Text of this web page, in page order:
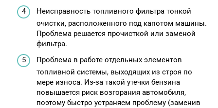
Неисправность топливного фильтра тонкой
очистки, расположенного под капотом машины.
Проблема решается прочисткой или заменой
фильтра.
Проблема в работе отдельных элементов
топливной системы, выходящих из строя по
мере износа. Из-за такой утечки бензина
повышается риск возгорания автомобиля,
поэтому быстро устраняем проблему (заменив